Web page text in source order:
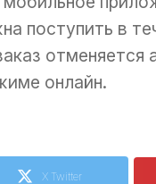
поступить в
отменяется
онлайн.
X Twitter